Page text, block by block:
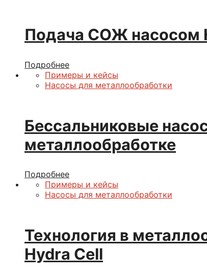
Подача СОЖ насосом
Подробнее
Примеры и кейсы
Насосы для металлообработки
Бессальниковые
металлообработке
Подробнее
Примеры и кейсы
Насосы для металлообработки
Технология в
Hydra Cell